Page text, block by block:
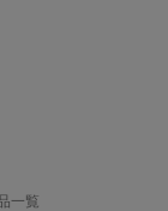
一覧